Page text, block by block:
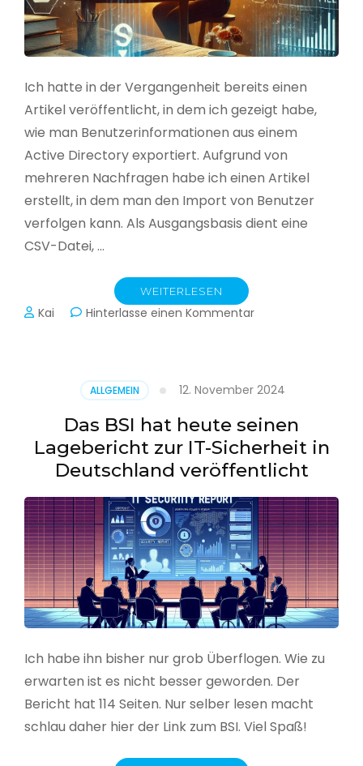
Ich hatte in der Vergangenheit bereits einen
Artikel veröffentlicht, in dem ich gezeigt habe,
wie man Benutzerinformationen aus einem
Active Directory exportiert. Aufgrund von
mehreren Nachfragen habe ich einen Artikel
erstellt, in dem man den Import von Benutzer
verfolgen kann. Als Ausgangsbasis dient eine
CSV-Datei, …
WEITERLESEN
Kai Hinterlasse einen Kommentarzu
aus
CSV
erstellen
ALLGEMEIN 12. November 2024
Das BSI hat heute seinen
Lagebericht zur IT-Sicherheit in
Deutschland veröffentlicht
Ich habe ihn bisher nur grob Überflogen. Wie zu
erwarten ist es nicht besser geworden. Der
Bericht hat 114 Seiten. Nur selber lesen macht
schlau daher hier der Link zum BSI. Viel Spaß!